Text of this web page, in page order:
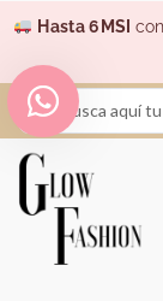
contenido
Hasta 6MSI
Search
...